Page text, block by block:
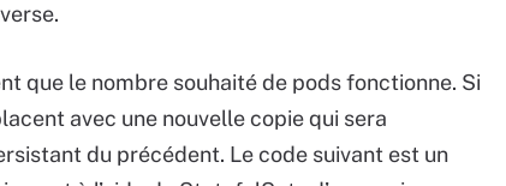
que le nombre souhaité de pods fonctionne. Si
avec une nouvelle copie qui sera
du précédent. Le code suivant est un